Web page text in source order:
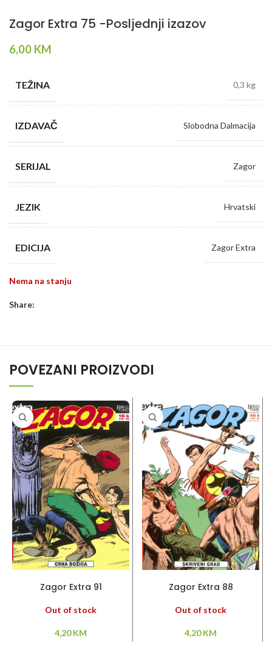
Zagor Extra 75 -Posljednji izazov
6,00 KM
TEŽINA 0,3 kg
IZDAVAČ Slobodna Dalmacija
SERIJAL Zagor
JEZIK Hrvatski
EDICIJA Zagor Extra
Nema na stanju
Share:
POVEZANI PROIZVODI
Zagor Extra 91
Out of stock
4,20KM
Zagor Extra 88
Out of stock
4,20KM